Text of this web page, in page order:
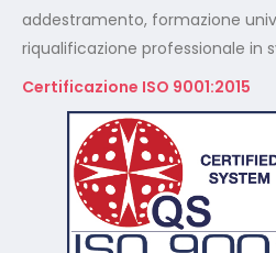
addestramento, formazione
riqualificazione professionale in
Certificazione ISO 9001:2015